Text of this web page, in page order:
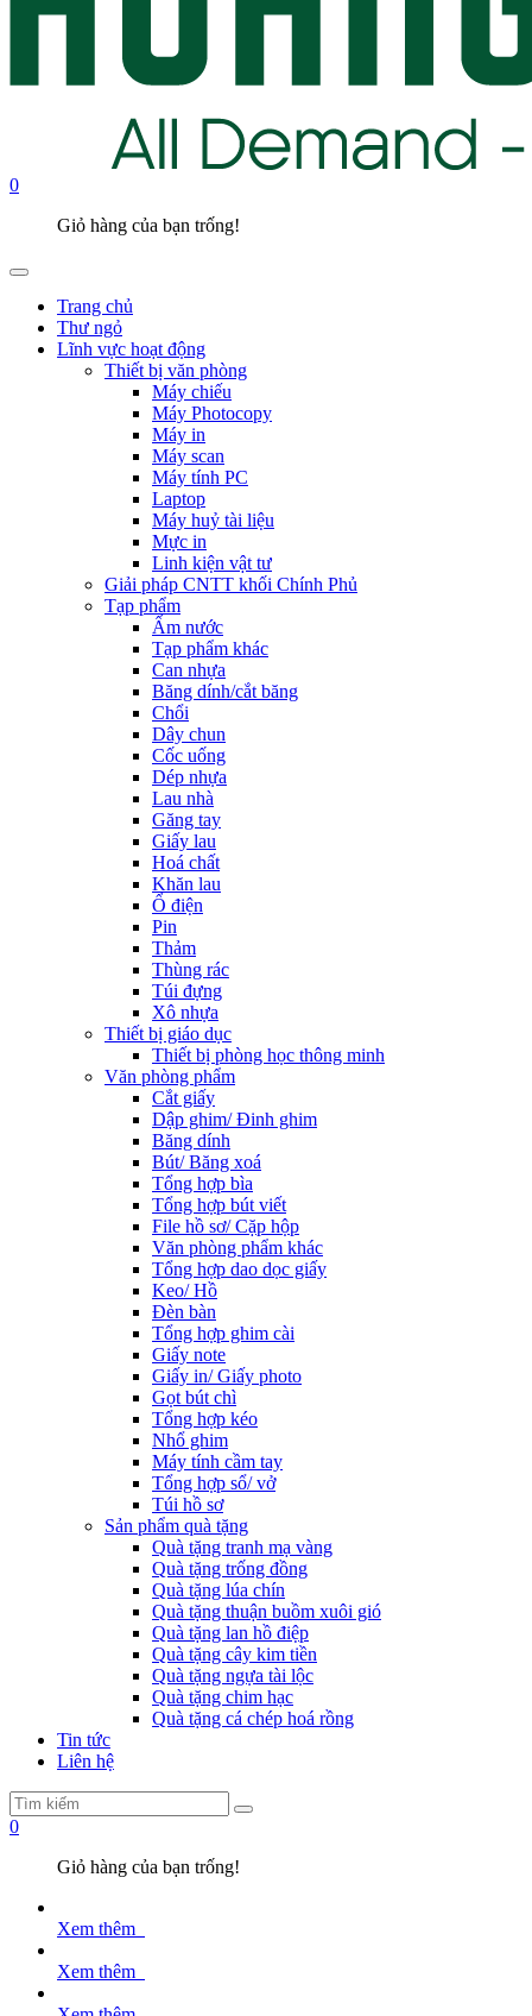
0
Giỏ hàng của bạn trống!
Trang chủ
Thư ngỏ
Lĩnh vực hoạt động
Thiết bị văn phòng
Máy chiếu
Máy Photocopy
Máy in
Máy scan
Máy tính PC
Laptop
Máy huỷ tài liệu
Mực in
Linh kiện vật tư
Giải pháp CNTT khối Chính Phủ
Tạp phẩm
Ấm nước
Tạp phẩm khác
Can nhựa
Băng dính/cắt băng
Chổi
Dây chun
Cốc uống
Dép nhựa
Lau nhà
Găng tay
Giấy lau
Hoá chất
Khăn lau
Ổ điện
Pin
Thảm
Thùng rác
Túi đựng
Xô nhựa
Thiết bị giáo dục
Thiết bị phòng học thông minh
Văn phòng phẩm
Cắt giấy
Dập ghim/ Đinh ghim
Băng dính
Bút/ Băng xoá
Tổng hợp bìa
Tổng hợp bút viết
File hồ sơ/ Cặp hộp
Văn phòng phẩm khác
Tổng hợp dao dọc giấy
Keo/ Hồ
Đèn bàn
Tổng hợp ghim cài
Giấy note
Giấy in/ Giấy photo
Gọt bút chì
Tổng hợp kéo
Nhổ ghim
Máy tính cầm tay
Tổng hợp sổ/ vở
Túi hồ sơ
Sản phẩm quà tặng
Quà tặng tranh mạ vàng
Quà tặng trống đồng
Quà tặng lúa chín
Quà tặng thuận buồm xuôi gió
Quà tặng lan hồ điệp
Quà tặng cây kim tiền
Quà tặng ngựa tài lộc
Quà tặng chim hạc
Quà tặng cá chép hoá rồng
Tin tức
Liên hệ
0
Giỏ hàng của bạn trống!
Xem thêm
Xem thêm